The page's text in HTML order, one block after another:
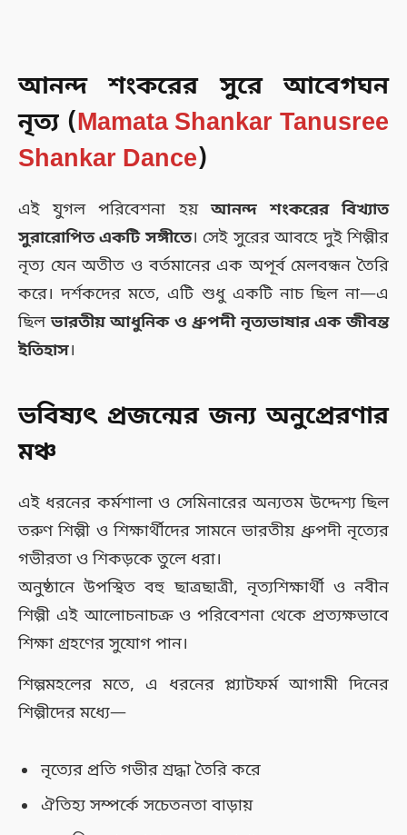
আনন্দ শংকরের সুরে আবেগঘন
নৃত্য (Mamata Shankar Tanusree
Shankar Dance)
এই যুগল পরিবেশনা হয়আনন্দ শংকরের বিখ্যাত
সুরারোপিত একটি সঙ্গীতে। সেই সুরের আবহে দুই শিল্পীর
নৃত্য যেন অতীত ও বর্তমানের এক অপূর্ব মেলবন্ধন তৈরি
করে। দর্শকদের মতে, এটি শুধু একটি নাচ ছিল না—এ
ছিলভারতীয় আধুনিক ও ধ্রুপদী নৃত্যভাষার এক জীবন্ত
ইতিহাস।
ভবিষ্যৎ প্রজন্মের জন্য অনুপ্রেরণার
মঞ্চ
এই ধরনের কর্মশালা ও সেমিনারের অন্যতম উদ্দেশ্য ছিল
তরুণ শিল্পী ও শিক্ষার্থীদের সামনে ভারতীয় ধ্রুপদী নৃত্যের
গভীরতা ও শিকড়কে তুলে ধরা।
অনুষ্ঠানে উপস্থিত বহু ছাত্রছাত্রী, নৃত্যশিক্ষার্থী ও নবীন
শিল্পী এই আলোচনাচক্র ও পরিবেশনা থেকে প্রত্যক্ষভাবে
শিক্ষা গ্রহণের সুযোগ পান।
শিল্পমহলের মতে, এ ধরনের প্ল্যাটফর্ম আগামী দিনের
শিল্পীদের মধ্যে—
নৃত্যের প্রতি গভীর শ্রদ্ধা তৈরি করে
ঐতিহ্য সম্পর্কে সচেতনতা বাড়ায়